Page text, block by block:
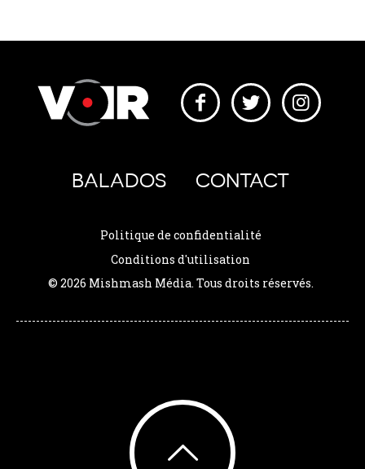
BALADOS CONTACT
Politique de confidentialité
Conditions d'utilisation
© 2026 Mishmash Média. Tous droits réservés.